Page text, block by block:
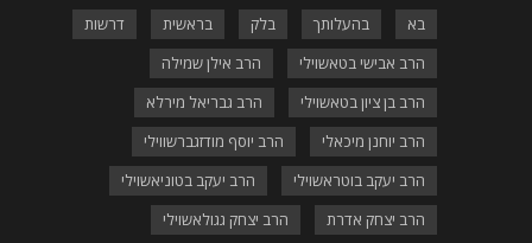
בא בהעלותך בלק בראשית
דרשות
הרב אבישי בטאשוילי
הרב אילן שמילה
הרב בן ציון בטאשוילי
הרב גבריאל מירלא
הרב יוחנן מיכאלי
הרב יוסף מודזגברשווילי
הרב יעקב בוטראשוילי
הרב יעקב בטוניאשוילי
הרב יצחק אדרת
הרב יצחק גגולאשוילי